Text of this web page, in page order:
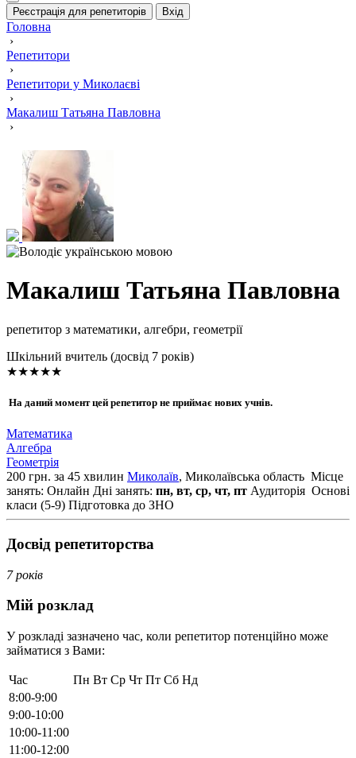
Реєстрація для репетиторів Вхід
Головна
›
Репетитори
›
Репетитори у Миколаєві
›
Макалиш Татьяна Павловна
›
Макалиш Татьяна Павловна
репетитор з математики, алгебри, геометрії
Шкільний вчитель (досвід 7 років)
★★★★★
На даний момент цей репетитор не приймає нових учнів.
Математика
Алгебра
Геометрія
200 грн. за 45 хвилин Миколаїв, Миколаївська область Місце
занять: Онлайн Дні занять: пн, вт, ср, чт, пт Аудиторія Основі
класи (5-9) Підготовка до ЗНО
Досвід репетиторства
7 років
Мій розклад
У розкладі зазначено час, коли репетитор потенційно може
займатися з Вами:
Час Пн Вт Ср Чт Пт Сб Нд
8:00-9:00
9:00-10:00
10:00-11:00
11:00-12:00